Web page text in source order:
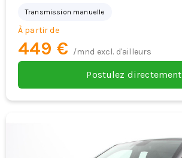
Transmission manuelle
À partir de
449 € /mnd excl. d'ailleurs
Postulez directement